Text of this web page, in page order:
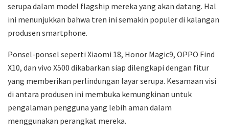
serupa dalam model flagship mereka yang akan datang. Hal
ini menunjukkan bahwa tren ini semakin populer di kalangan
produsen smartphone.
Ponsel-ponsel seperti Xiaomi 18, Honor Magic9, OPPO Find
X10, dan vivo X500 dikabarkan siap dilengkapi dengan fitur
yang memberikan perlindungan layar serupa. Kesamaan visi
di antara produsen ini membuka kemungkinan untuk
pengalaman pengguna yang lebih aman dalam
menggunakan perangkat mereka.